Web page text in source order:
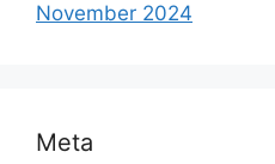
November 2024
Meta